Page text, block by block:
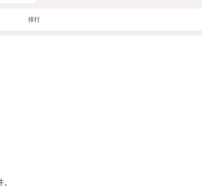
排行